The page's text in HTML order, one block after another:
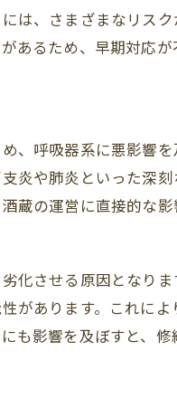
は、さまざまなリス
あるため、早期対応
、呼吸器系に悪影響
炎や肺炎といった深
蔵の運営に直接的な影
化させる原因となり
があります。これに
も影響を及ぼすと、